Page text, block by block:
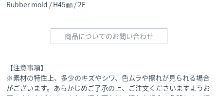
Rubber mold / H45㎜ / 2E
商品についてのお問い合わせ
【注意事項】
※素材の特性上、多少のキズやシワ、色ムラや擦れが見られる場合
がございます。あらかじめご了承の上、ご注文くださいますようお